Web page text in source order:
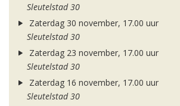
Sleutelstad 30
Zaterdag 30 november, 17.00 uur
Sleutelstad 30
Zaterdag 23 november, 17.00 uur
Sleutelstad 30
Zaterdag 16 november, 17.00 uur
Sleutelstad 30